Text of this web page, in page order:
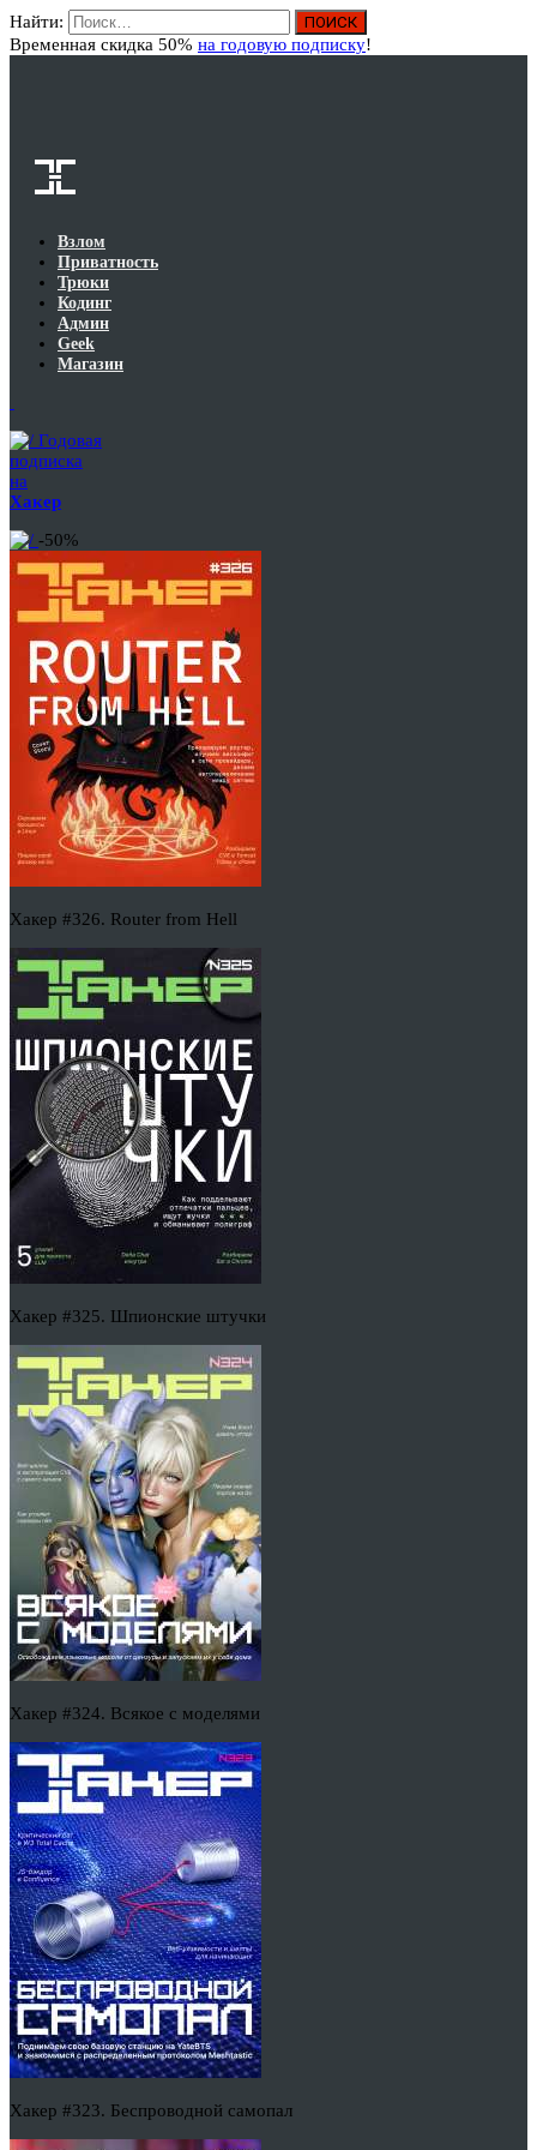
Найти:
Временная скидка 50% на годовую подписку!
Взлом
Приватность
Трюки
Кодинг
Админ
Geek
Магазин
Годовая
подписка
на
Хакер
-50%
Хакер #326. Router from Hell
Хакер #325. Шпионские штучки
Хакер #324. Всякое с моделями
Хакер #323. Беспроводной самопал